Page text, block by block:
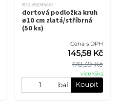
872-85095410
dortová podložka kruh
ø10 cm zlatá/stříbrná
(50 ks)
Cena s DPH
178,39 Kč
145,58 Kč
více>5ks
bal. Koupit